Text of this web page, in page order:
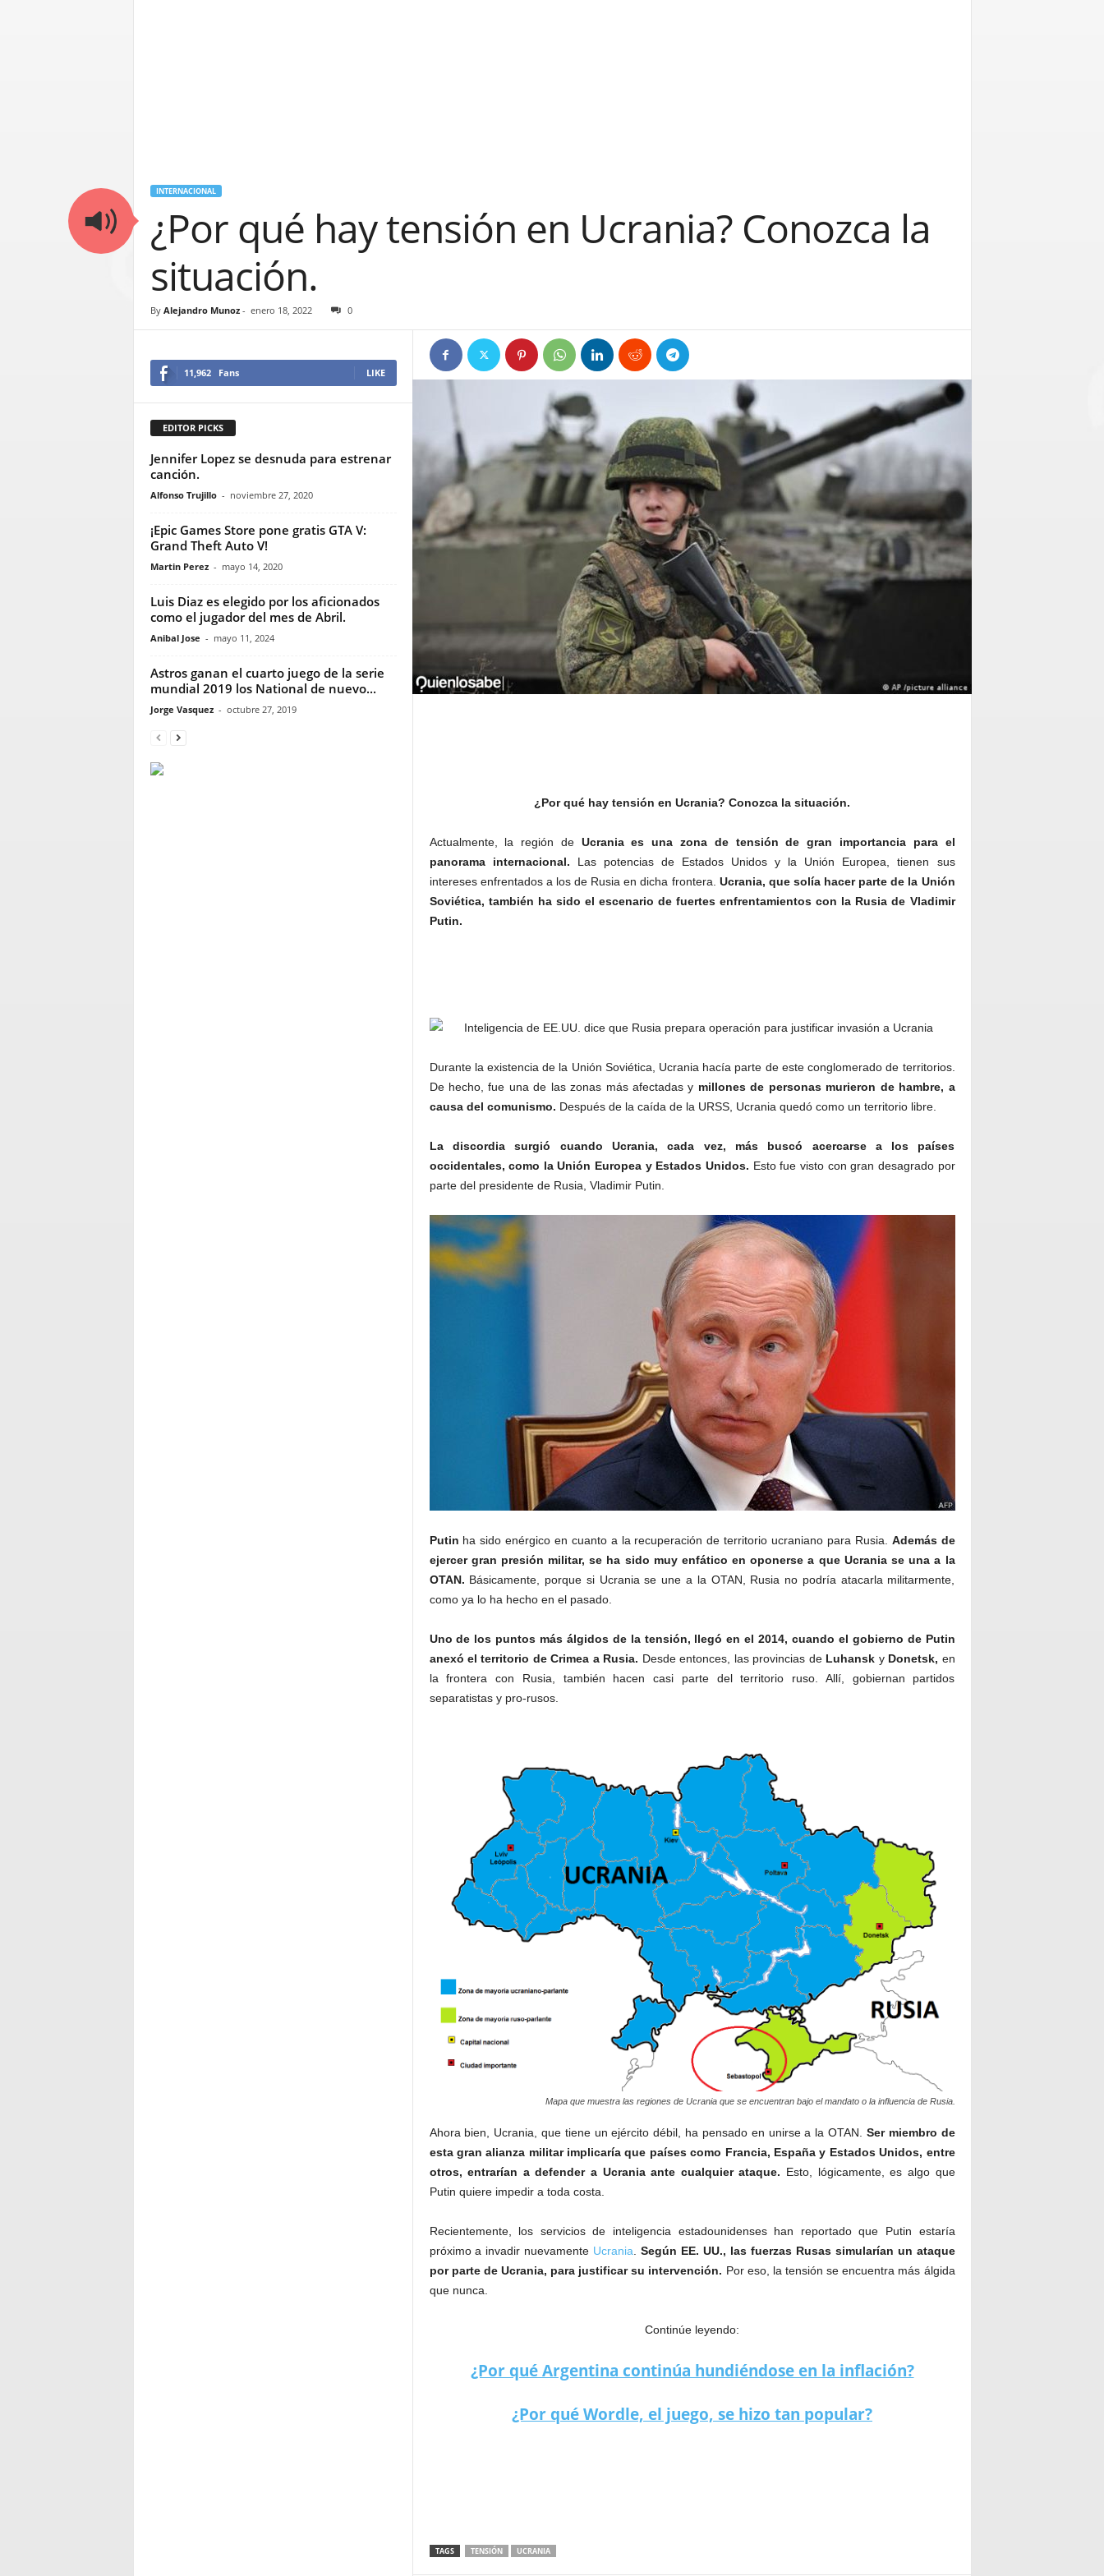
INTERNACIONAL
¿Por qué hay tensión en Ucrania? Conozca la
situación.
By Alejandro Munoz- enero 18, 2022 0
¿Por qué hay tensión en Ucrania? Conozca la situación.
Actualmente, la región de Ucrania es una zona de tensión de gran importancia para el
panorama internacional. Las potencias de Estados Unidos y la Unión Europea, tienen sus
intereses enfrentados a los de Rusia en dicha frontera. Ucrania, que solía hacer parte de la Unión
Soviética, también ha sido el escenario de fuertes enfrentamientos con la Rusia de Vladimir
Putin.
Durante la existencia de la Unión Soviética, Ucrania hacía parte de este conglomerado de territorios.
De hecho, fue una de las zonas más afectadas y millones de personas murieron de hambre, a
causa del comunismo. Después de la caída de la URSS, Ucrania quedó como un territorio libre.
La discordia surgió cuando Ucrania, cada vez, más buscó acercarse a los países
occidentales, como la Unión Europea y Estados Unidos. Esto fue visto con gran desagrado por
parte del presidente de Rusia, Vladimir Putin.
Putin ha sido enérgico en cuanto a la recuperación de territorio ucraniano para Rusia. Además de
ejercer gran presión militar, se ha sido muy enfático en oponerse a que Ucrania se una a la
OTAN. Básicamente, porque si Ucrania se une a la OTAN, Rusia no podría atacarla militarmente,
como ya lo ha hecho en el pasado.
Uno de los puntos más álgidos de la tensión, llegó en el 2014, cuando el gobierno de Putin
anexó el territorio de Crimea a Rusia. Desde entonces, las provincias de Luhansk y Donetsk, en
la frontera con Rusia, también hacen casi parte del territorio ruso. Allí, gobiernan partidos
separatistas y pro-rusos.
Mapa que muestra las regiones de Ucrania que se encuentran bajo el mandato o la influencia de Rusia.
Ahora bien, Ucrania, que tiene un ejército débil, ha pensado en unirse a la OTAN. Ser miembro de
esta gran alianza militar implicaría que países como Francia, España y Estados Unidos, entre
otros, entrarían a defender a Ucrania ante cualquier ataque. Esto, lógicamente, es algo que
Putin quiere impedir a toda costa.
Recientemente, los servicios de inteligencia estadounidenses han reportado que Putin estaría
próximo a invadir nuevamente Ucrania .Según EE. UU., las fuerzas Rusas simularían un ataque
por parte de Ucrania, para justificar su intervención. Por eso, la tensión se encuentra más álgida
que nunca.
Continúe leyendo:
¿Por qué Argentina continúa hundiéndose en la inflación?
¿Por qué Wordle, el juego, se hizo tan popular?
TAGS TENSIÓN UCRANIA
11,962 Fans LIKE
EDITOR PICKS
Jennifer Lopez se desnuda para estrenar
canción.
Alfonso Trujillo - noviembre 27, 2020
¡Epic Games Store pone gratis GTA V:
Grand Theft Auto V!
Martin Perez - mayo 14, 2020
Luis Diaz es elegido por los aficionados
como el jugador del mes de Abril.
Anibal Jose - mayo 11, 2024
Astros ganan el cuarto juego de la serie
mundial 2019 los National de nuevo...
Jorge Vasquez - octubre 27, 2019